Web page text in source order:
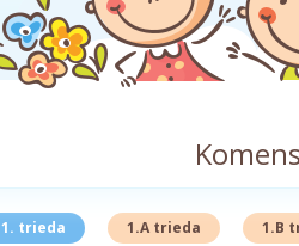
1. trieda 1.A trieda 1.B